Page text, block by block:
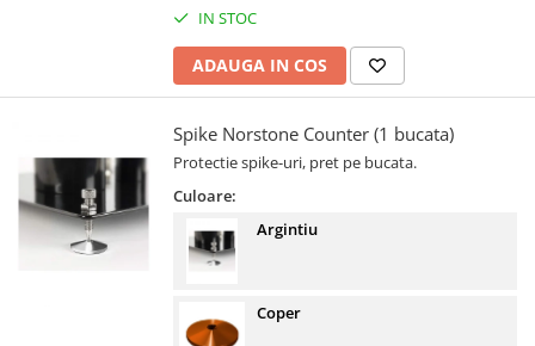
IN STOC
ADAUGA IN COS
Spike Norstone Counter (1 bucata)
Protectie spike-uri, pret pe bucata.
Culoare:
Argintiu
Coper